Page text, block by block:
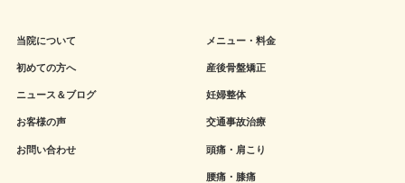
当院について
初めての方へ
ニュース＆ブログ
お客様の声
お問い合わせ
メニュー・料金
産後骨盤矯正
妊婦整体
交通事故治療
頭痛・肩こり
腰痛・膝痛